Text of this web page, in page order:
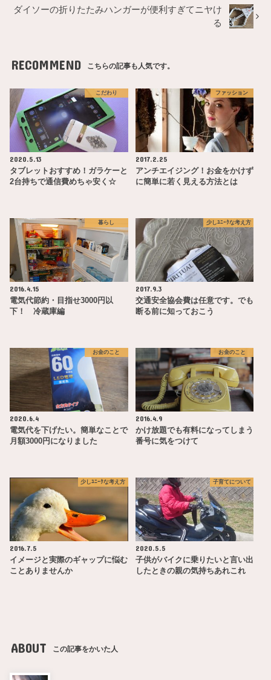
ダイソーの折りたたみハンガーが便利すぎてニヤけ
る
RECOMMEND こちらの記事も人気です。
こだわり
2020.5.13
タブレットおすすめ！ガラケーと
2台持ちで通信費めちゃ安く☆
ファッション
2017.2.25
アンチエイジング！お金をかけず
に簡単に若く見える方法とは
暮らし
2016.4.15
電気代節約・目指せ3000円以
下！ 冷蔵庫編
少しﾕﾆｰｸな考え方
2017.9.3
交通安全協会費は任意です。でも
断る前に知っておこう
お金のこと
2020.6.4
電気代を下げたい。簡単なことで
月額3000円になりました
お金のこと
2016.4.9
かけ放題でも有料になってしまう
番号に気をつけて
少しﾕﾆｰｸな考え方
2016.7.5
イメージと実際のギャップに悩む
ことありませんか
子育てについて
2020.5.5
子供がバイクに乗りたいと言い出
したときの親の気持ちあれこれ
ABOUT この記事をかいた人